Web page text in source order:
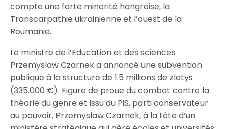
compte une forte minorité hongroise, la
Transcarpathie ukrainienne et l’ouest de la
Roumanie.
Le ministre de l’Education et des sciences
Przemyslaw Czarnek a annoncé une subvention
publique à la structure de 1.5 millions de zlotys
(335.000 €). Figure de proue du combat contre la
théorie du genre et issu du PiS, parti conservateur
au pouvoir, Przemyslaw Czarnek, à la tête d’un